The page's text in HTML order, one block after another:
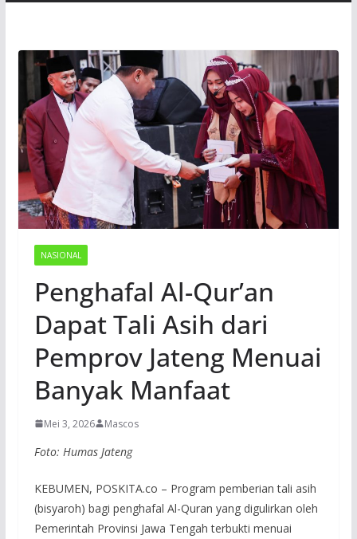
NASIONAL
Penghafal Al-Qur’an
Dapat Tali Asih dari
Pemprov Jateng Menuai
Banyak Manfaat
Mei 3, 2026 Mascos
Foto: Humas Jateng
KEBUMEN, POSKITA.co – Program pemberian tali asih
(bisyaroh) bagi penghafal Al-Quran yang digulirkan oleh
Pemerintah Provinsi Jawa Tengah terbukti menuai